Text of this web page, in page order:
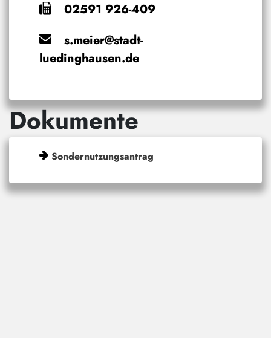
02591 926-409
s.meier@stadt-
luedinghausen.de
Dokumente
Sondernutzungsantrag